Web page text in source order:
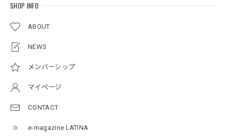
SHOP INFO
ABOUT
NEWS
メンバーシップ
マイページ
CONTACT
e-magazine LATINA